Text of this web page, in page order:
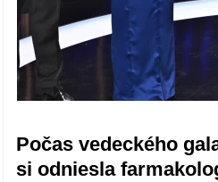
Počas vedeckého
si odniesla